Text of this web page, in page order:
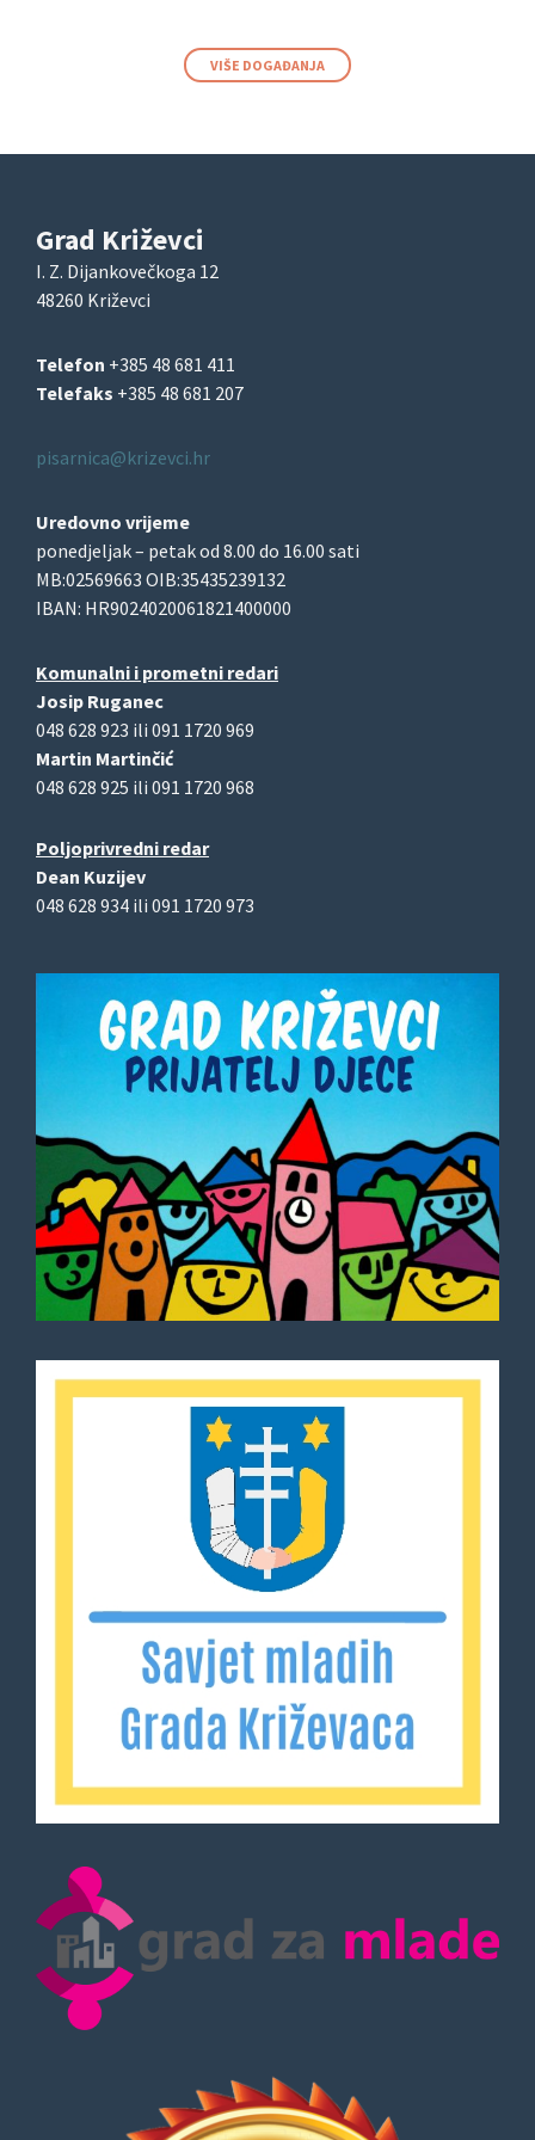
VIŠE DOGAĐANJA
Grad Križevci
I. Z. Dijankovečkoga 12
48260 Križevci
Telefon +385 48 681 411
Telefaks +385 48 681 207
pisarnica@krizevci.hr
Uredovno vrijeme
ponedjeljak – petak od 8.00 do 16.00 sati
MB:02569663 OIB:35435239132
IBAN: HR9024020061821400000
Komunalni i prometni redari
Josip Ruganec
048 628 923 ili 091 1720 969
Martin Martinčić
048 628 925 ili 091 1720 968
Poljoprivredni redar
Dean Kuzijev
048 628 934 ili 091 1720 973